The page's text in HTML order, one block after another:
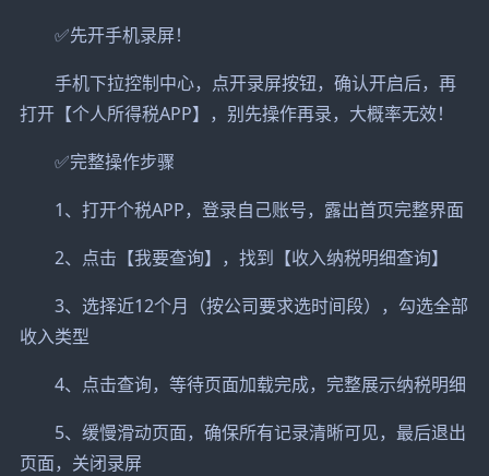
✅先开手机录屏！
手机下拉控制中心，点开录屏按钮，确认开启后，再
打开【个人所得税APP】，别先操作再录，大概率无效！
✅完整操作步骤
1、打开个税APP，登录自己账号，露出首页完整界面
2、点击【我要查询】，找到【收入纳税明细查询】
3、选择近12个月（按公司要求选时间段），勾选全部
收入类型
4、点击查询，等待页面加载完成，完整展示纳税明细
5、缓慢滑动页面，确保所有记录清晰可见，最后退出
页面，关闭录屏